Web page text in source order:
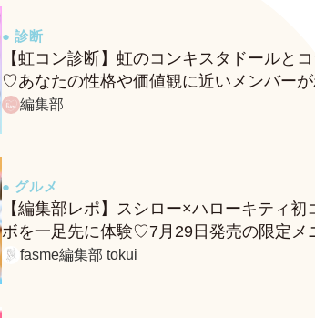
● 診断
【虹コン診断】虹のコンキスタドールと
♡あなたの性格や価値観に近いメンバー
る、fasmeの新診断がスタート！
編集部
● グルメ
【編集部レポ】スシロー×ハローキティ初
ボを一足先に体験♡7月29日発売の限定メ
ー＆グッズをレポ！
fasme編集部 tokui